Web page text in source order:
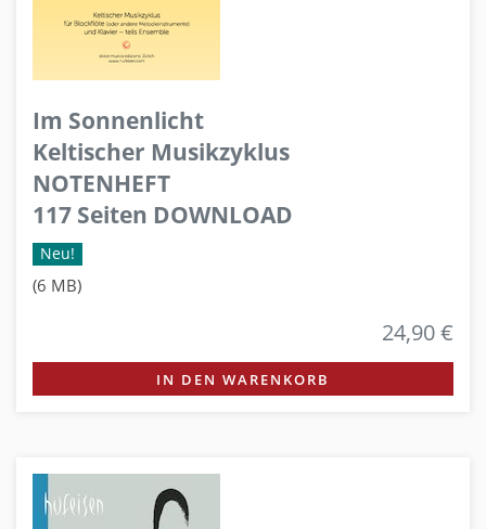
Im Sonnenlicht
Keltischer Musikzyklus
NOTENHEFT
117 Seiten DOWNLOAD
Neu!
(6 MB)
24,90 €
IN DEN WARENKORB